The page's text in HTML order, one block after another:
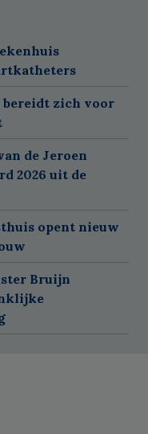
zich voor
de Jeroen
2026 uit de
opent nieuw
Bruijn